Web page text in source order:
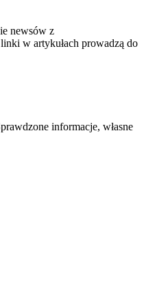
newsów z
w artykułach prowadzą do
informacje, własne